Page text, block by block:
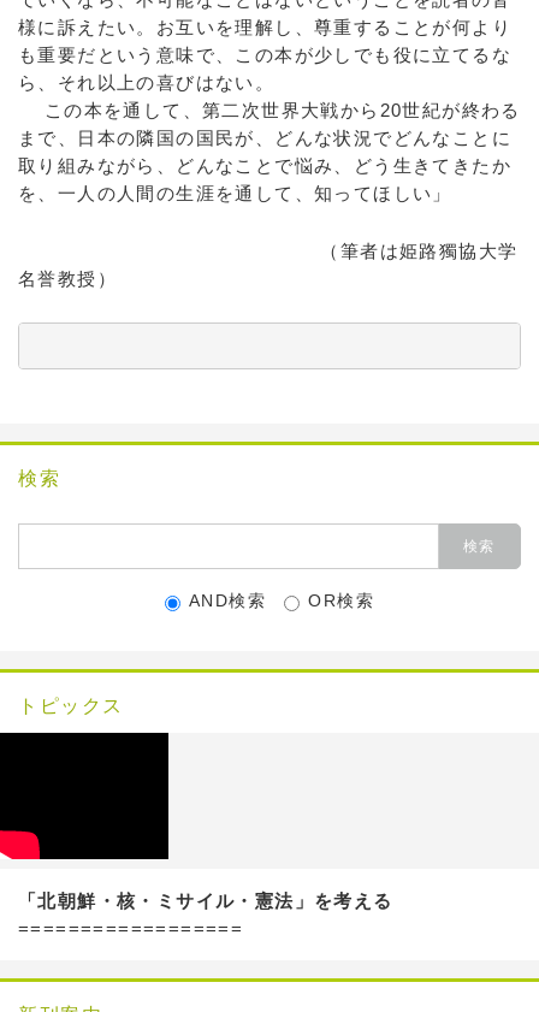
様に訴えたい。お互いを理解し、尊重することが何より
も重要だという意味で、この本が少しでも役に立てるな
ら、それ以上の喜びはない。
この本を通して、第二次世界大戦から20世紀が終わる
まで、日本の隣国の国民が、どんな状況でどんなことに
取り組みながら、どんなことで悩み、どう生きてきたか
を、一人の人間の生涯を通して、知ってほしい」
（筆者は姫路獨協大学
名誉教授）
検索
AND検索 OR検索
トピックス
「北朝鮮・核・ミサイル・憲法」を考える
==================